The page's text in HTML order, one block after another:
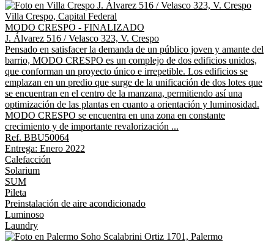
Villa Crespo, Capital Federal
MODO CRESPO - FINALIZADO
J. Álvarez 516 / Velasco 323, V. Crespo
Pensado en satisfacer la demanda de un público joven y amante del
barrio, MODO CRESPO es un complejo de dos edificios unidos,
que conforman un proyecto único e irrepetible. Los edificios se
emplazan en un predio que surge de la unificación de dos lotes que
se encuentran en el centro de la manzana, permitiendo así una
optimización de las plantas en cuanto a orientación y luminosidad.
MODO CRESPO se encuentra en una zona en constante
crecimiento y de importante revalorización ...
Ref. BBU50064
Entrega: Enero 2022
Calefacción
Solarium
SUM
Pileta
Preinstalación de aire acondicionado
Luminoso
Laundry